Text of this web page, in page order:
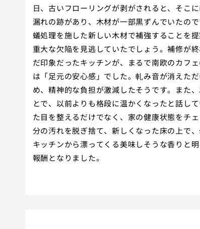
日、古いフローリングが剥がされると、そこ
漏れの跡があり、木材が一部黒ずんでいたの
蟻処理を施した新しい木材で補強することを
重大な欠陥を見逃していたでしょう。補修が
だ印象だったキッチンが、まるで南欧のカフ
は「足元の安心感」でした。軋み音が消えた
め、精神的な負担が激減したそうです。また
とで、以前よりも格段に温かくなったと話し
た目を整えるだけでなく、家の健康状態をチ
分の汚れを脱ぎ捨て、新しくなった床の上で
キッチンから漂ってくる美味しそうな香りと
報酬となりました。